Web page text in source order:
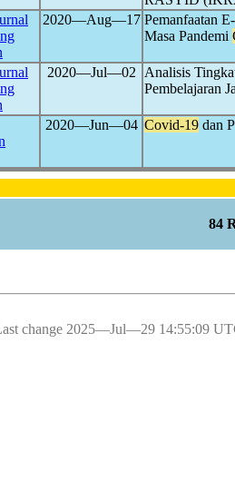
2020―Aug―17 Pemanfaatan
Masa Pandemi
2020―Jul―02
Analisis
Pembelajaran
2020―Jun―04 Covid-19 dan
84
change 2025―Jul―29 14:55:09